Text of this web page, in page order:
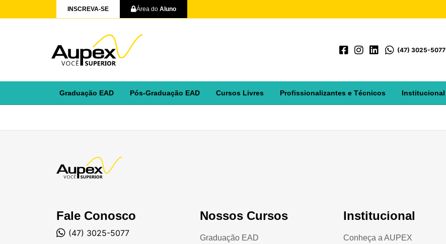
INSCREVA-SE Área do Aluno
(47) 3025-5077
Graduação EAD Pós-Graduação EAD Cursos Livres Profissionalizantes e Técnicos Institucional
Fale Conosco
(47) 3025-5077
Nossos Cursos
Graduação EAD
Institucional
Conheça a AUPEX